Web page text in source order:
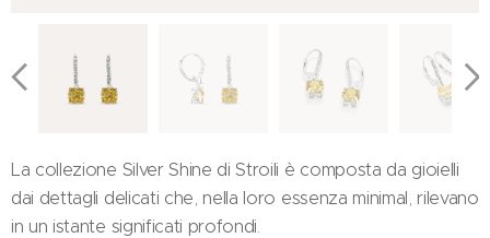
La collezione Silver Shine di Stroili è composta da gioielli
dai dettagli delicati che, nella loro essenza minimal, rilevano
in un istante significati profondi.